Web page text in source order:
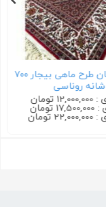
فرش کاشان طرح ماهی بیجار ۷۰۰
شانه روناسی